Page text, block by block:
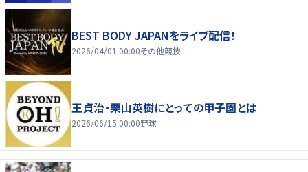
BEST BODY JAPANをライブ配信！
2026/04/01 00:00その他競技
王貞治・栗山英樹にとっての甲子園とは
2026/06/15 00:00野球